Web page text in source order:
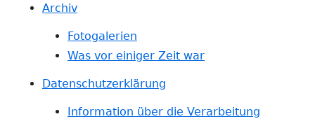
Archiv
Fotogalerien
Was vor einiger Zeit war
Datenschutzerklärung
Information über die Verarbeitung